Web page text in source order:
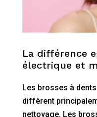
La différence
électrique et
Les brosses à
diffèrent
nettoyage. Les